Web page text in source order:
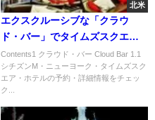
北米
エクスクルーシブな「クラウ
ド・バー」でタイムズスクエア
をゆっくり味わおう
Contents1 クラウド・バー Cloud Bar 1.1
シチズンM・ニューヨーク・タイムズスク
エア・ホテルの予約・詳細情報をチェッ
ク...